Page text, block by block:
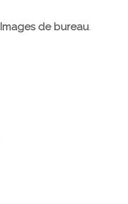
Images de bureau.